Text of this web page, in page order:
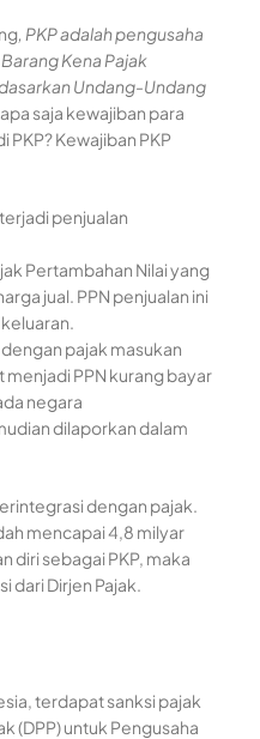
, PKP adalah pengusaha
Kena Pajak
Undang-Undang
saja kewajiban para
Kewajiban PKP
penjualan
Pertambahan Nilai yang
jual. PPN penjualan ini
pajak masukan
PPN kurang bayar
negara
dilaporkan dalam
dengan pajak.
mencapai 4,8 milyar
diri sebagai PKP, maka
dari Dirjen Pajak.
terdapat sanksi pajak
(DPP) untuk Pengusaha